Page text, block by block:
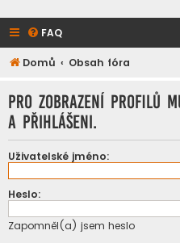
FAQ
Domů Obsah fóra
Pro zobrazení profilů
a přihlášeni.
Uživatelské jméno:
Heslo:
Zapomněl(a) jsem heslo